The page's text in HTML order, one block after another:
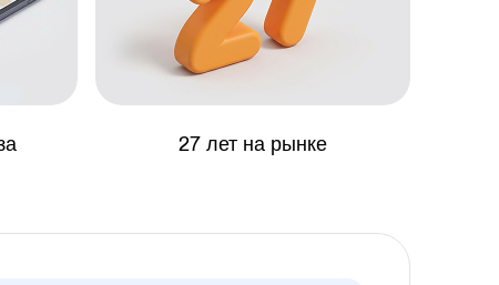
27 лет на рынке